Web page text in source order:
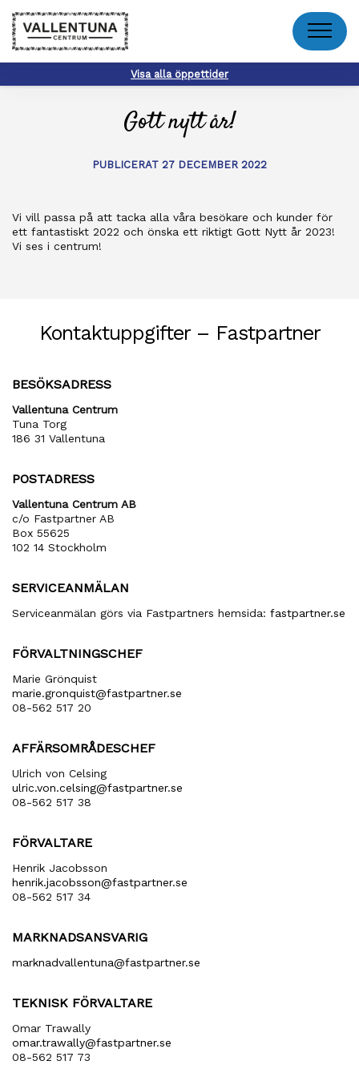
Meny
Visa alla öppettider
Gott nytt år!
PUBLICERAT 27 DECEMBER 2022
Vi vill passa på att tacka alla våra besökare och kunder för
ett fantastiskt 2022 och önska ett riktigt Gott Nytt år 2023!
Vi ses i centrum!
Kontaktuppgifter – Fastpartner
BESÖKSADRESS
Vallentuna Centrum
Tuna Torg
186 31 Vallentuna
POSTADRESS
Vallentuna Centrum AB
c/o Fastpartner AB
Box 55625
102 14 Stockholm
SERVICEANMÄLAN
Serviceanmälan görs via Fastpartners hemsida: fastpartner.se
FÖRVALTNINGSCHEF
Marie Grönquist
marie​.gronquist​@fastpartner​.se
08-562 517 20
AFFÄRSOMRÅDESCHEF
Ulrich von Celsing
ulric​.von​.celsing​@fastpartner​.se
08-562 517 38
FÖRVALTARE
Henrik Jacobsson
henrik​.jacobsson​@fastpartner​.se
08-562 517 34
MARKNADSANSVARIG
marknadvallentuna​@fastpartner​.se
TEKNISK FÖRVALTARE
Omar Trawally
omar.trawally@fastpartner.se
08-562 517 73